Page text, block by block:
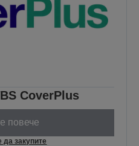
CoverPlus
повече
да закупите